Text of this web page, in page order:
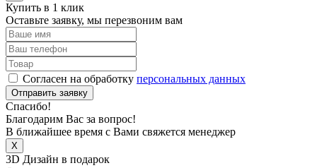
Купить в 1 клик
Оставьте заявку, мы перезвоним вам
Согласен на обработку персональных данных
Отправить заявку
Спасибо!
Благодарим Вас за вопрос!
В ближайшее время с Вами свяжется менеджер
X
3D Дизайн в подарок